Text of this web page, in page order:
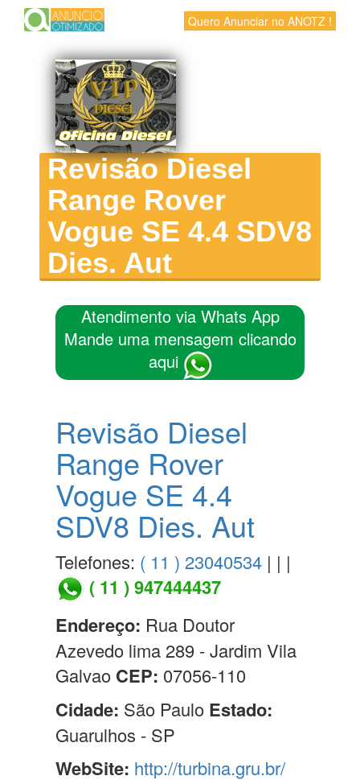
Quero Anunciar no ANOTZ !
Revisão Diesel
Range Rover
Vogue SE 4.4 SDV8
Dies. Aut
Atendimento via Whats App
Mande uma mensagem clicando
aqui
Revisão Diesel
Range Rover
Vogue SE 4.4
SDV8 Dies. Aut
Telefones: ( 11 ) 23040534 | | |
( 11 ) 947444437
Endereço: Rua Doutor
Azevedo lima 289 - Jardim Vila
Galvao CEP: 07056-110
Cidade: São Paulo Estado:
Guarulhos - SP
WebSite: http://turbina.gru.br/